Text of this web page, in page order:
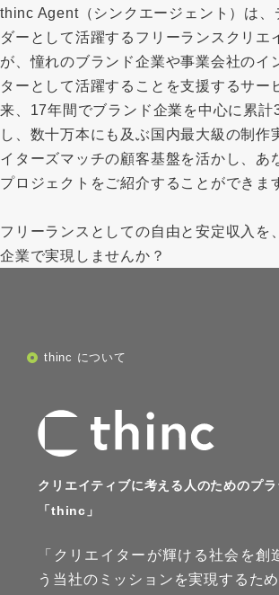
thinc Agent（シンクエージェント）は、
ダーとして活躍するフリーランスクリエ
が、憧れのブランド企業や事業会社のイ
ターとして活躍することを支援するサー
来、17年間でブランド企業を中心に累計
し、数十万本にも及ぶ国内最大級の制作
イターズマッチの顧客基盤を活かし、あ
プロジェクトをご紹介することができま
フリーランスとしての自由と安定収入を
企業で実現しませんか？
thinc について
クリエイティブに考える人のためのプ
「thinc」
「クリエイターが輝ける社会を創
う当社のミッションを実現するた